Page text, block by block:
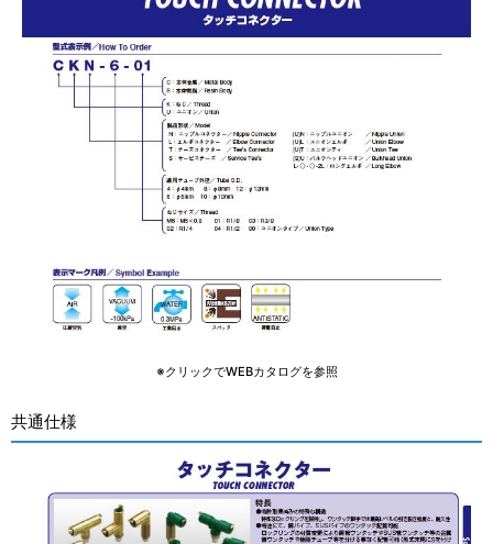
※クリックでWEBカタログを参照
共通仕様